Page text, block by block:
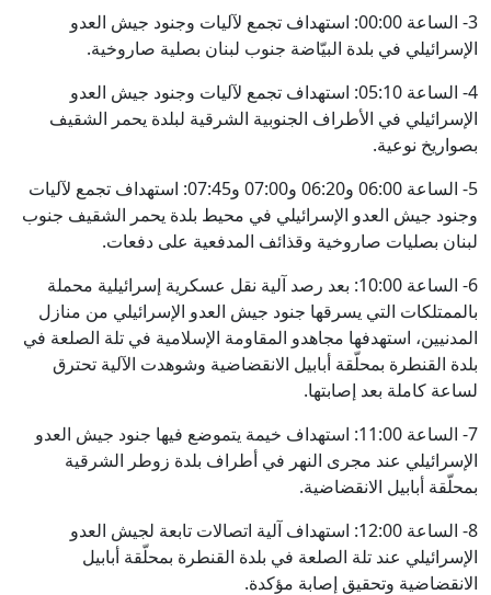
3- الساعة 00:00: استهداف تجمع لآليات وجنود جيش العدو
الإسرائيلي في بلدة البيّاضة جنوب لبنان بصلية صاروخية.
4- الساعة 05:10: استهداف تجمع لآليات وجنود جيش العدو
الإسرائيلي في الأطراف الجنوبية الشرقية لبلدة يحمر الشقيف
بصواريخ نوعية.
5- الساعة 06:00 و06:20 و07:00 و07:45: استهداف تجمع لآليات
وجنود جيش العدو الإسرائيلي في محيط بلدة يحمر الشقيف جنوب
لبنان بصليات صاروخية وقذائف المدفعية على دفعات.
6- الساعة 10:00: بعد رصد آلية نقل عسكرية إسرائيلية محملة
بالممتلكات التي يسرقها جنود جيش العدو الإسرائيلي من منازل
المدنيين، استهدفها مجاهدو المقاومة الإسلامية في تلة الصلعة في
بلدة القنطرة بمحلّقة أبابيل الانقضاضية وشوهدت الآلية تحترق
لساعة كاملة بعد إصابتها.
7- الساعة 11:00: استهداف خيمة يتموضع فيها جنود جيش العدو
الإسرائيلي عند مجرى النهر في أطراف بلدة زوطر الشرقية
بمحلّقة أبابيل الانقضاضية.
8- الساعة 12:00: استهداف آلية اتصالات تابعة لجيش العدو
الإسرائيلي عند تلة الصلعة في بلدة القنطرة بمحلّقة أبابيل
الانقضاضية وتحقيق إصابة مؤكدة.